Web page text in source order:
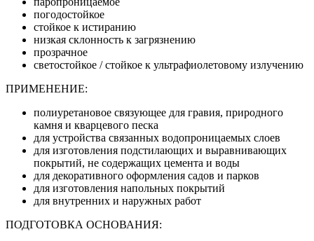
погодостойкое
стойкое к истиранию
низкая склонность к загрязнению
прозрачное
светостойкое / стойкое к ультрафиолетовому излучению
ПРИМЕНЕНИЕ:
полиуретановое связующее для гравия, природного
камня и кварцевого песка
для устройства связанных водопроницаемых слоев
для изготовления подстилающих и выравнивающих
покрытий, не содержащих цемента и воды
для декоративного оформления садов и парков
для изготовления напольных покрытий
для внутренних и наружных работ
ПОДГОТОВКА ОСНОВАНИЯ: